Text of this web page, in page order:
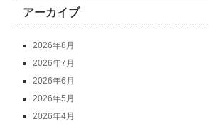
アーカイブ
2026年8月
2026年7月
2026年6月
2026年5月
2026年4月